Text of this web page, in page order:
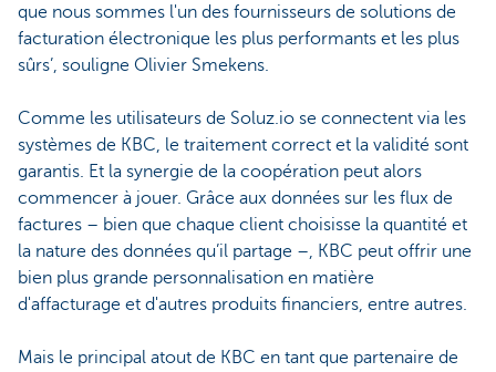
que nous sommes l'un des fournisseurs de solutions de
facturation électronique les plus performants et les plus
sûrs’, souligne Olivier Smekens.
Comme les utilisateurs de Soluz.io se connectent via les
systèmes de KBC, le traitement correct et la validité sont
garantis. Et la synergie de la coopération peut alors
commencer à jouer. Grâce aux données sur les flux de
factures – bien que chaque client choisisse la quantité et
la nature des données qu’il partage –, KBC peut offrir une
bien plus grande personnalisation en matière
d'affacturage et d'autres produits financiers, entre autres.
Mais le principal atout de KBC en tant que partenaire de